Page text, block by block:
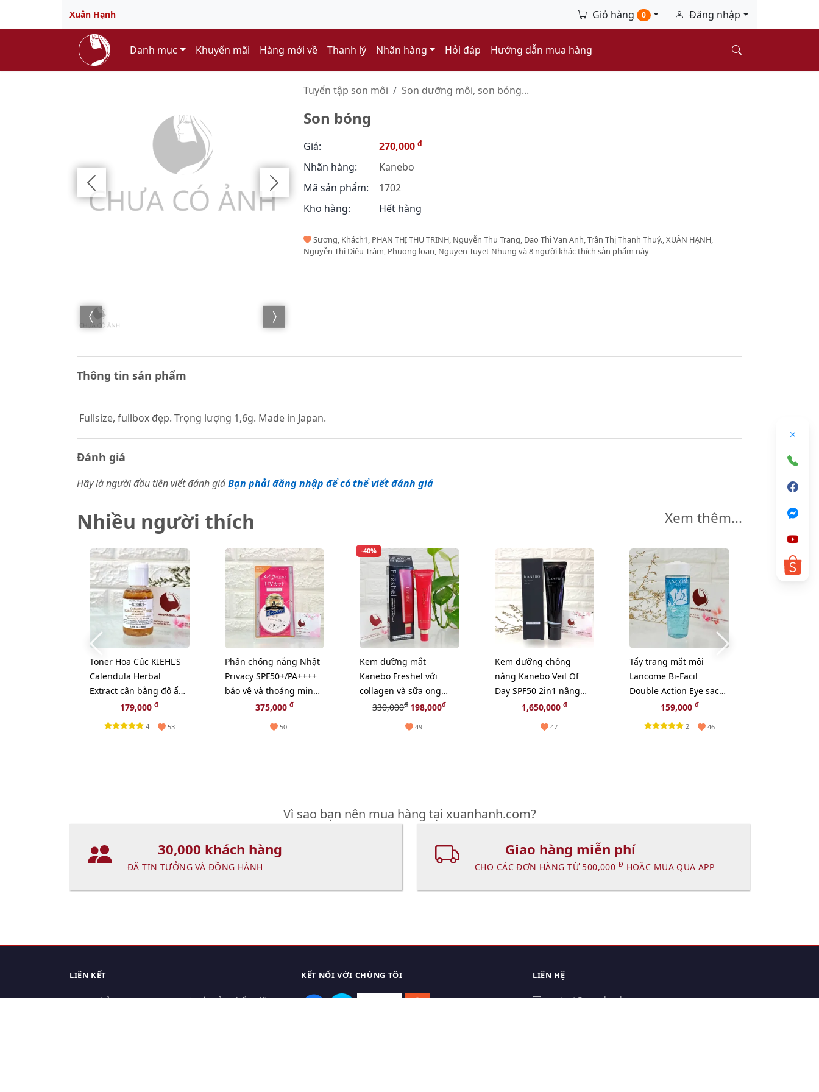
Xuân Hạnh Giỏ hàng 0 Đăng nhập
Danh mục Khuyến mãi Hàng mới về Thanh lý Nhãn hàng Hỏi đáp Hướng dẫn mua hàng
Tuyển tập son môi Son dưỡng môi, son bóng...
Son bóng
Giá: 270,000 đ
Nhãn hàng:
Kanebo
Mã sản phẩm:
1702
Kho hàng:
Hết hàng
Sương, Khách1, PHAN THỊ THU TRINH, Nguyễn Thu Trang, Dao Thi Van Anh, Trần Thị Thanh Thuý., XUÂN HẠNH,
Nguyễn Thị Diệu Trâm, Phuong loan, Nguyen Tuyet Nhung và 8 người khác thích sản phẩm này
Thông tin sản phẩm
Fullsize, fullbox đẹp. Trọng lượng 1,6g. Made in Japan.
Đánh giá
Hãy là người đầu tiên viết đánh giáBạn phải đăng nhập để có thể viết đánh giá
Nhiều người thích Xem thêm...
Toner Hoa Cúc KIEHL'S
Calendula Herbal
Extract cân bằng độ ẩm
và sạch sâu - 40ml
179,000đ
4 53
Phấn chống nắng Nhật
Privacy SPF50+/PA++++
bảo vệ và thoáng mịn
đẹp da (New)
375,000 đ
50
-40%
Kem dưỡng mắt
Kanebo Freshel với
collagen và sữa ong
chúa thiên nhiên - 25g
330,000đ198,000đ
49
Kem dưỡng chống
nắng Kanebo Veil Of
Day SPF50 2in1 nâng
tông trắng hồng 60ml
1,650,000đ
47
Tẩy trang mắt môi
Lancome Bi-Facil
Double Action Eye sạch
sâu và dịu nhẹ, 30ml
159,000 đ
2 46
Vì sao bạn nên mua hàng tại xuanhanh.com?
30,000 khách hàng
ĐÃ TIN TƯỞNG VÀ ĐỒNG HÀNH
Giao hàng miễn phí
CHO CÁC ĐƠN HÀNG TỪ 500,000 Đ HOẶC MUA QUA APP
LIÊN KẾT
Trang chủ
Các sản phẩm đã
KẾT NỐI VỚI CHÚNG TÔI LIÊN HỆ
contact@xuanhanh.vn